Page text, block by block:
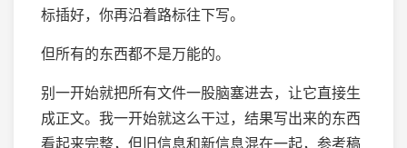
标插好，你再沿着路标往下写。
但所有的东西都不是万能的。
别一开始就把所有文件一股脑塞进去，让它直接生
成正文。我一开始就这么干过，结果写出来的东西
看起来完整，但旧信息和新信息混在一起，参考稿